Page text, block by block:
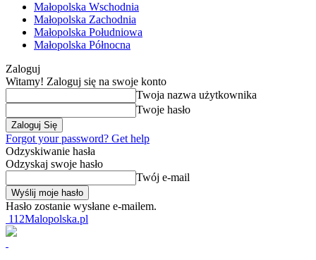
Małopolska Wschodnia
Małopolska Zachodnia
Małopolska Południowa
Małopolska Północna
Zaloguj
Witamy! Zaloguj się na swoje konto
Twoja nazwa użytkownika
Twoje hasło
Forgot your password? Get help
Odzyskiwanie hasła
Odzyskaj swoje hasło
Twój e-mail
Hasło zostanie wysłane e-mailem.
112Malopolska.pl